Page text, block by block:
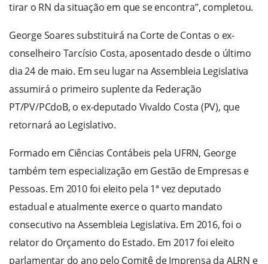
tirar o RN da situação em que se encontra”, completou.
George Soares substituirá na Corte de Contas o ex-
conselheiro Tarcísio Costa, aposentado desde o último
dia 24 de maio. Em seu lugar na Assembleia Legislativa
assumirá o primeiro suplente da Federação
PT/PV/PCdoB, o ex-deputado Vivaldo Costa (PV), que
retornará ao Legislativo.
Formado em Ciências Contábeis pela UFRN, George
também tem especialização em Gestão de Empresas e
Pessoas. Em 2010 foi eleito pela 1ª vez deputado
estadual e atualmente exerce o quarto mandato
consecutivo na Assembleia Legislativa. Em 2016, foi o
relator do Orçamento do Estado. Em 2017 foi eleito
parlamentar do ano pelo Comitê de Imprensa da ALRN e